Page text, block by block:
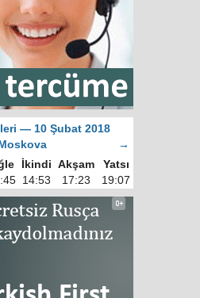
— 10 Şubat 2018
Moskova
→
İkindi Akşam
Yatsı
14:53 17:23 19:07